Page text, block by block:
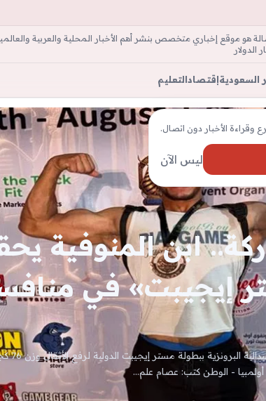
الرسالة
هو موقع إخباري متخصص بنشر أهم الأخبار المحلية والعربية
الدولار
السعوديةإقتصادالتعليم
ابن المنوفية
إيجيبت» في
مصطفى أيمن خليل
- الوطن كتب: عصام علم…
وقراءة الأخبار دون اتصال.
ليس الآن